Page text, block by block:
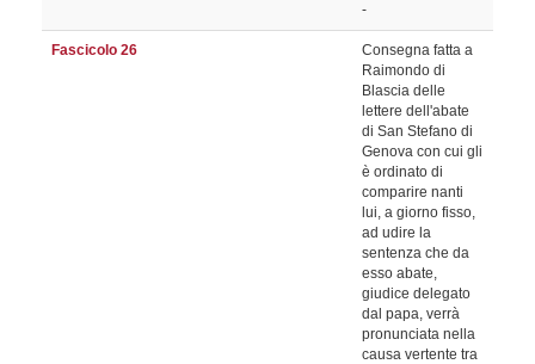
-
Fascicolo 26
Consegna fatta a
Raimondo di
Blascia delle
lettere dell'abate
di San Stefano di
Genova con cui gli
è ordinato di
comparire nanti
lui, a giorno fisso,
ad udire la
sentenza che da
esso abate,
giudice delegato
dal papa, verrà
pronunciata nella
causa vertente tra